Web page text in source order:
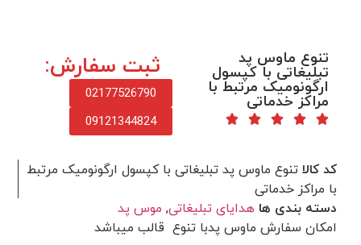
تنوع ماوس پد
تبلیغاتی با کپسول
ارگونومیک مرتبط با
مراکز خدماتی
ثبت سفارش:
02177526790
09121344824
کد کالاتنوع ماوس پد تبلیغاتی با کپسول ارگونومیک مرتبط
با مراکز خدماتی
دسته بندی ها هدایای تبلیغاتی, موس پد
امکان سفارش ماوس پدبا تنوع قالب میباشد